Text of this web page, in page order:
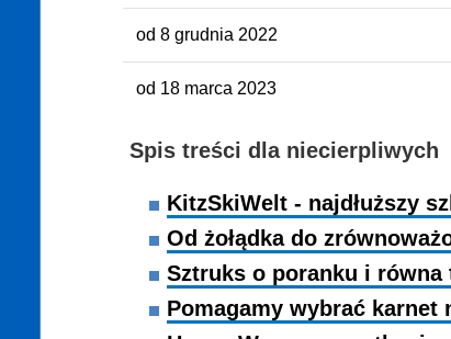
od 8 grudnia 2022
od 18 marca 2023
Spis treści dla niecierpliwych
KitzSkiWelt - najdłuższy
Od żołądka do
Sztruks o poranku i równa
Pomagamy wybrać